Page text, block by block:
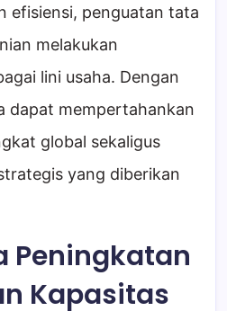
efisiensi, penguatan tata
melakukan
lini usaha. Dengan
dapat mempertahankan
global sekaligus
yang diberikan
Peningkatan
Kapasitas